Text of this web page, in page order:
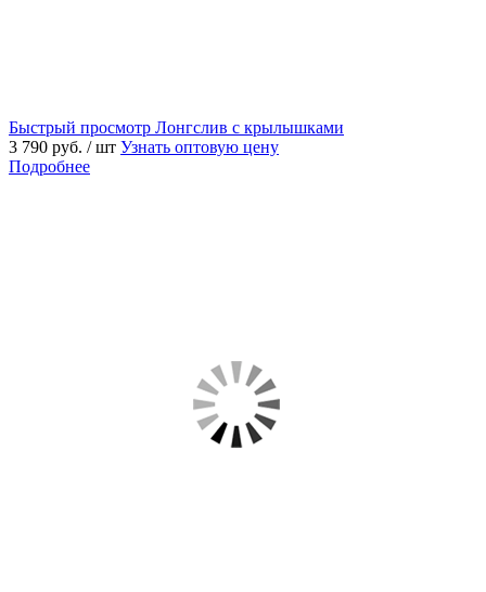
Быстрый просмотр Лонгслив с крылышками
3 790 руб. / шт Узнать оптовую цену
Подробнее